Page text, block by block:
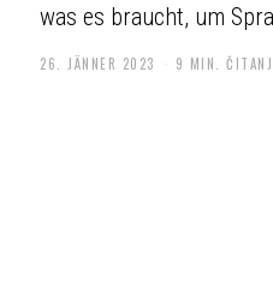
was es braucht, um
26. JÄNNER 2023 9 MIN.